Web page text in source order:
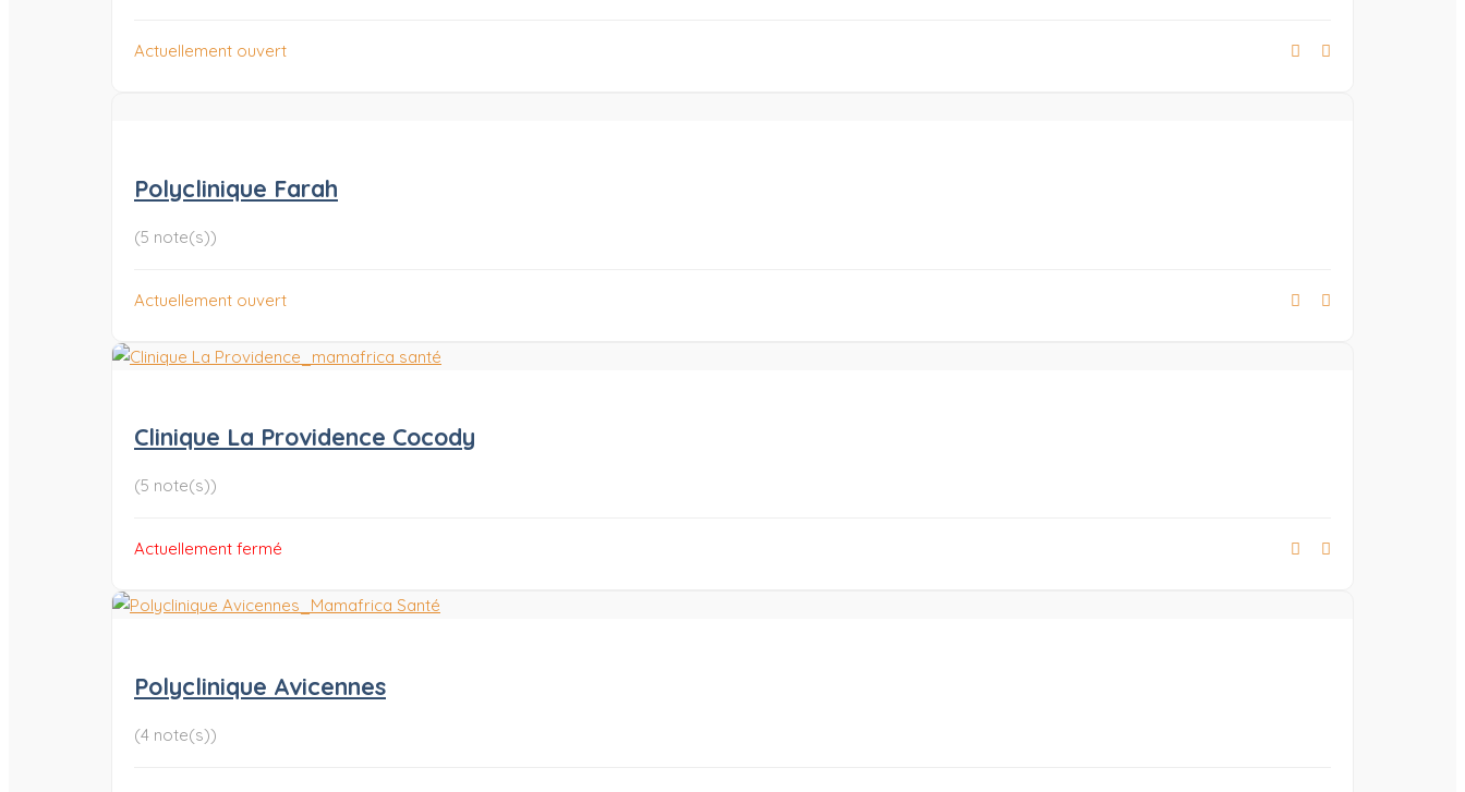
Actuellement ouvert
Polyclinique Farah
(5 note(s))
Actuellement ouvert
Clinique La Providence Cocody
(5 note(s))
Actuellement fermé
Polyclinique Avicennes
(4 note(s))